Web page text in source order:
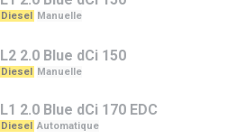
Diesel Manuelle
L2 2.0 Blue dCi 150
Diesel Manuelle
L1 2.0 Blue dCi 170 EDC
Diesel Automatique